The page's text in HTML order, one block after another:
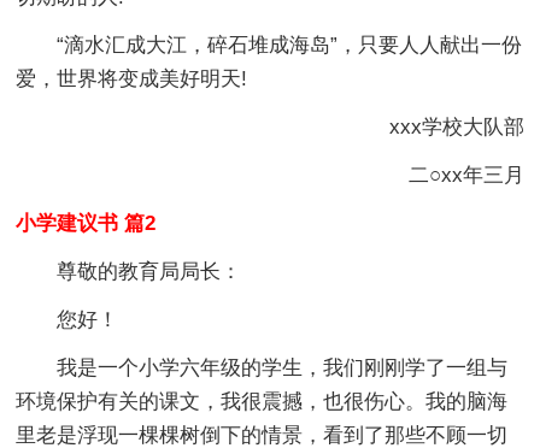
“滴水汇成大江，碎石堆成海岛”，只要人人献出一份
爱，世界将变成美好明天!
xxx学校大队部
二○xx年三月
小学建议书 篇2
尊敬的教育局局长：
您好！
我是一个小学六年级的学生，我们刚刚学了一组与
环境保护有关的课文，我很震撼，也很伤心。我的脑海
里老是浮现一棵棵树倒下的情景，看到了那些不顾一切